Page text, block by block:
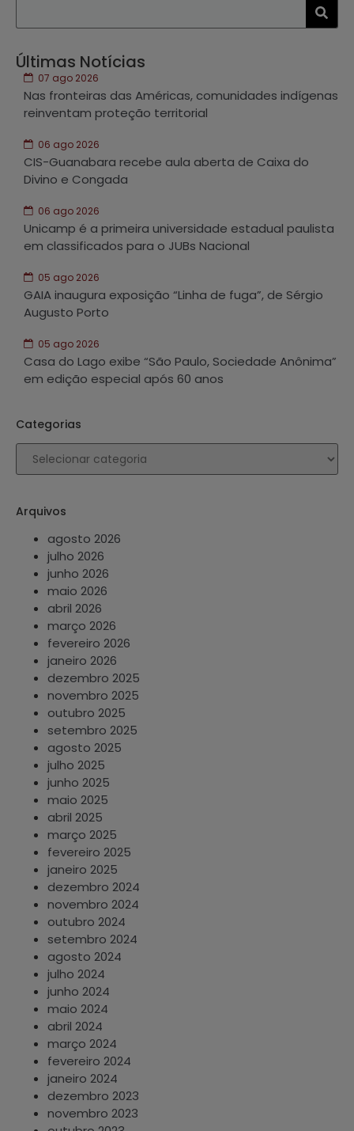
Últimas Notícias
07 ago 2026
Nas fronteiras das Américas, comunidades indígenas
reinventam proteção territorial
06 ago 2026
CIS-Guanabara recebe aula aberta de Caixa do
Divino e Congada
06 ago 2026
Unicamp é a primeira universidade estadual paulista
em classificados para o JUBs Nacional
05 ago 2026
GAIA inaugura exposição “Linha de fuga”, de Sérgio
Augusto Porto
05 ago 2026
Casa do Lago exibe “São Paulo, Sociedade Anônima”
em edição especial após 60 anos
Categorias
Arquivos
agosto 2026
julho 2026
junho 2026
maio 2026
abril 2026
março 2026
fevereiro 2026
janeiro 2026
dezembro 2025
novembro 2025
outubro 2025
setembro 2025
agosto 2025
julho 2025
junho 2025
maio 2025
abril 2025
março 2025
fevereiro 2025
janeiro 2025
dezembro 2024
novembro 2024
outubro 2024
setembro 2024
agosto 2024
julho 2024
junho 2024
maio 2024
abril 2024
março 2024
fevereiro 2024
janeiro 2024
dezembro 2023
novembro 2023